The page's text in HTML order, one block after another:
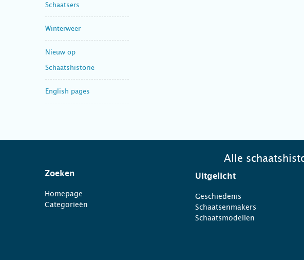
Schaatsers
Winterweer
Nieuw op
Schaatshistorie
English pages
Alle
Zoeken
Homepage
Categorieën
Uitgelicht
Geschiedenis
Schaatsenmakers
Schaatsmodellen